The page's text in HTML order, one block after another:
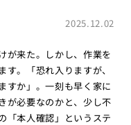
2025.12.02
が来た。しかし、作業を
。「恐れ入りますが、
すか」。一刻も早く家に
が必要なのかと、少し不
「本人確認」というステ